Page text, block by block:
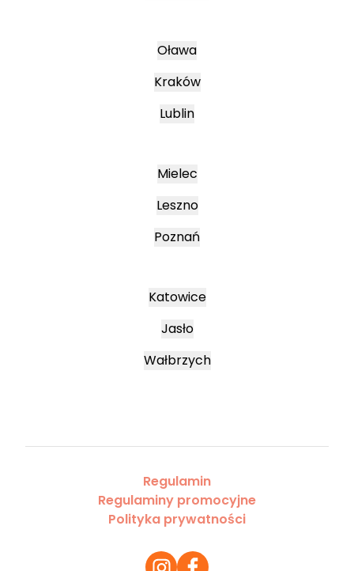
Oława
Kraków
Lublin
Mielec
Leszno
Poznań
Katowice
Jasło
Wałbrzych
Regulamin
Regulaminy promocyjne
Polityka prywatności